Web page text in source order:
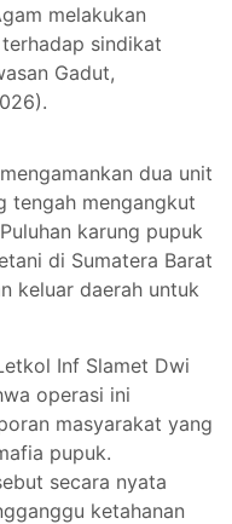
melakukan
sindikat
Gadut,
dua unit
tengah mengangkut
karung pupuk
di Sumatera Barat
keluar daerah untuk
Inf Slamet Dwi
operasi ini
masyarakat yang
pupuk.
secara nyata
ketahanan